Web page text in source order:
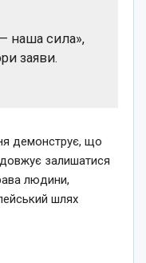
— наша сила»,
заяви.
демонструє, що
залишатися
людини,
шлях